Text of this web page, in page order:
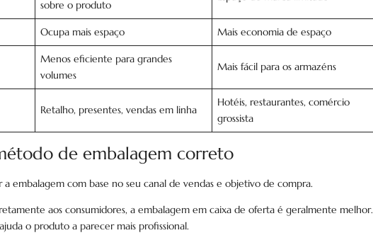
sobre o produto
Ocupa mais espaço Mais economia de espaço
Menos eficiente para grandes
volumes
Mais fácil para os armazéns
Retalho, presentes, vendas em linha
Hotéis, restaurantes, comércio
grossista
de embalagem correto
embalagem com base no seu canal de vendas e objetivo de compra.
aos consumidores, a embalagem em caixa de oferta é geralmente melhor.
o produto a parecer mais profissional.